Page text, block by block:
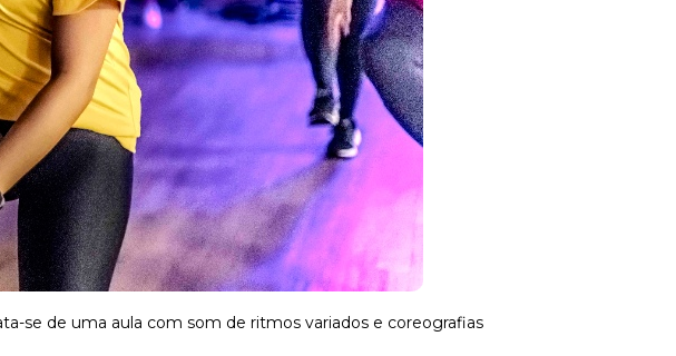
se de uma aula com som de ritmos variados e coreografias